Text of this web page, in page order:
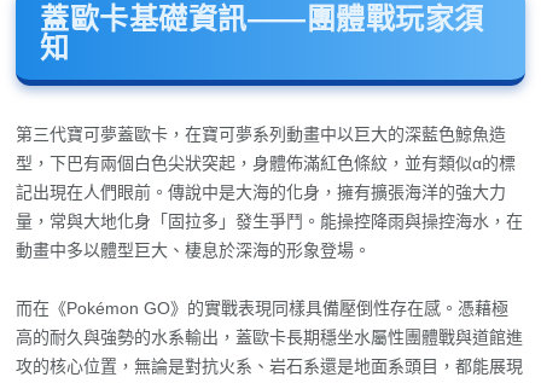
蓋歐卡基礎資訊——團體戰玩家須
知
第三代寶可夢蓋歐卡，在寶可夢系列動畫中以巨大的深藍色鯨魚造
型，下巴有兩個白色尖狀突起，身體佈滿紅色條紋，並有類似α的標
記出現在人們眼前。傳說中是大海的化身，擁有擴張海洋的強大力
量，常與大地化身「固拉多」發生爭鬥。能操控降雨與操控海水，在
動畫中多以體型巨大、棲息於深海的形象登場。
而在《Pokémon GO》的實戰表現同樣具備壓倒性存在感。憑藉極
高的耐久與強勢的水系輸出，蓋歐卡長期穩坐水屬性團體戰與道館進
攻的核心位置，無論是對抗火系、岩石系還是地面系頭目，都能展現